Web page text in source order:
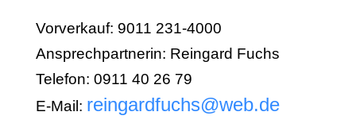
Vorverkauf: 9011 231-4000
Ansprechpartnerin: Reingard Fuchs
Telefon: 0911 40 26 79
E-Mail: reingardfuchs@web.de